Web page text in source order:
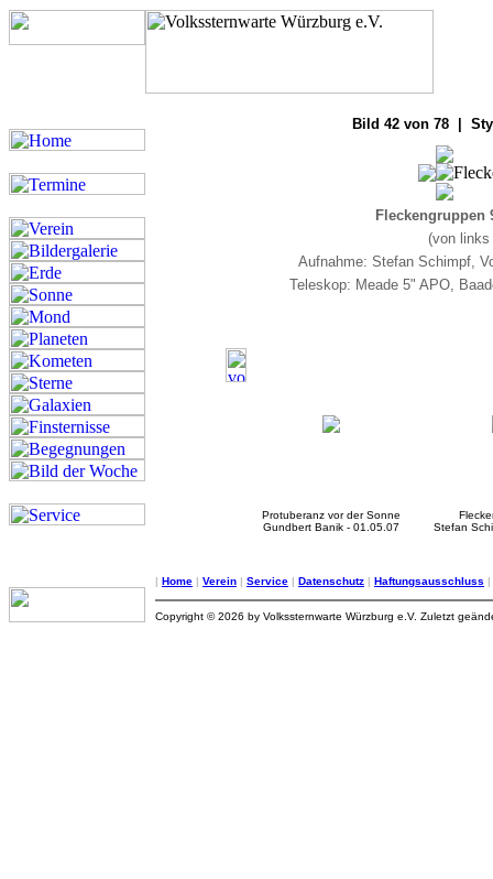
Bild 42 von 78 |
Fleckengruppen
(von links
Aufnahme: Stefan Schimpf,
Teleskop: Meade 5" APO,
Protuberanz vor der Sonne
Gundbert Banik - 01.05.07
Stefan
| Home | Verein | Service | Datenschutz | Haftungsausschluss |
Copyright © 2026 by Volkssternwarte Würzburg e.V. Zuletzt